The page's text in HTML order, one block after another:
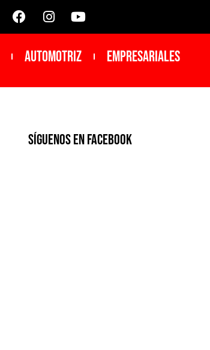
Automotriz Empresariales
SíGUENOS EN FACEBOOK